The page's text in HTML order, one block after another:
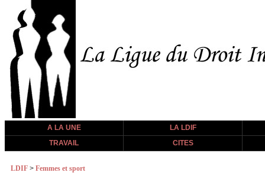
A LA UNE
LA LDIF
TRAVAIL
CITES
LDIF > Femmes et sport